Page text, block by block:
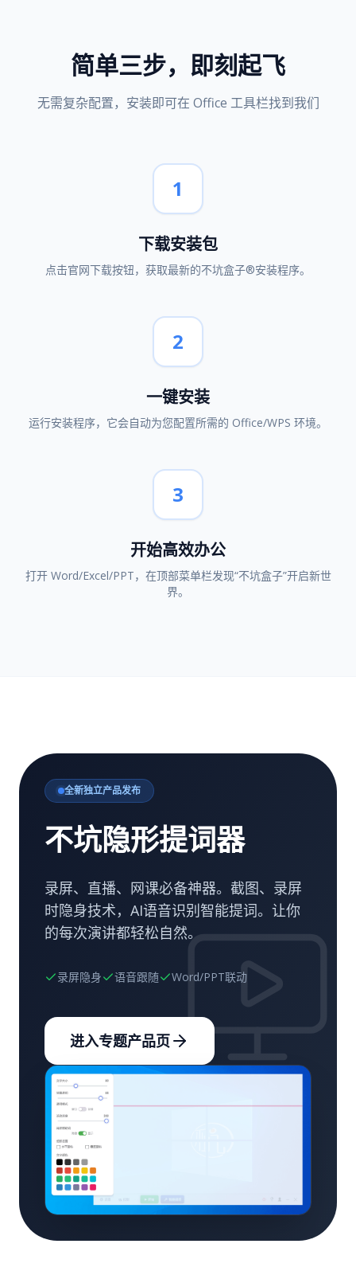
简单三步，即刻起飞
无需复杂配置，安装即可在 Office 工具栏找到我们
1
下载安装包
点击官网下载按钮，获取最新的不坑盒子®安装程序。
2
一键安装
运行安装程序，它会自动为您配置所需的 Office/WPS 环境。
3
开始高效办公
打开 Word/Excel/PPT，在顶部菜单栏发现“不坑盒子”开启新世
界。
全新独立产品发布
不坑隐形提词器
录屏、直播、网课必备神器。截图、录屏
时隐身技术，AI语音识别智能提词。让你
的每次演讲都轻松自然。
录屏隐身 语音跟随 Word/PPT联动
进入专题产品页